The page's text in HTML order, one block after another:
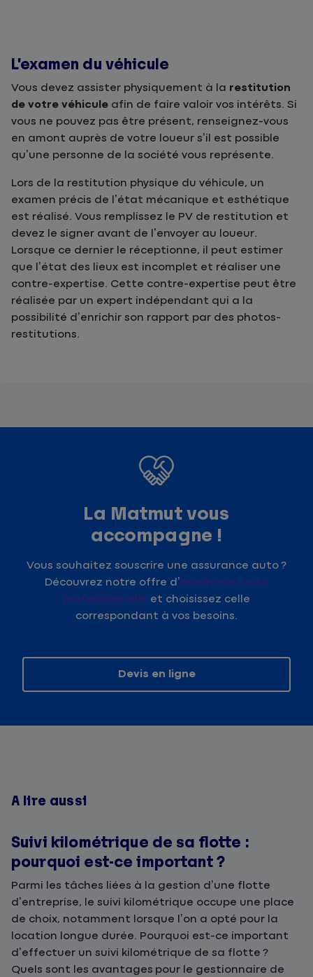
L’examen du véhicule
Vous devez assister physiquement à la restitution
de votre véhicule afin de faire valoir vos intérêts. Si
vous ne pouvez pas être présent, renseignez-vous
en amont auprès de votre loueur s’il est possible
qu’une personne de la société vous représente.
Lors de la restitution physique du véhicule, un
examen précis de l’état mécanique et esthétique
est réalisé. Vous remplissez le PV de restitution et
devez le signer avant de l’envoyer au loueur.
Lorsque ce dernier le réceptionne, il peut estimer
que l’état des lieux est incomplet et réaliser une
contre-expertise. Cette contre-expertise peut être
réalisée par un expert indépendant qui a la
possibilité d’enrichir son rapport par des photos-
restitutions.
La Matmut vous
accompagne !
Vous souhaitez souscrire une assurance auto ?
Découvrez notre offre d’assurance auto
professionnelle et choisissez celle
correspondant à vos besoins.
Devis en ligne
A lire aussi
Suivi kilométrique de sa flotte :
pourquoi est-ce important ?
Parmi les tâches liées à la gestion d’une flotte
d’entreprise, le suivi kilométrique occupe une place
de choix, notamment lorsque l’on a opté pour la
location longue durée. Pourquoi est-ce important
d’effectuer un suivi kilométrique de sa flotte ?
Quels sont les avantages pour le gestionnaire de